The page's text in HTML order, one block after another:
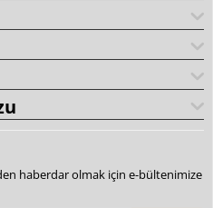
haberdar olmak için e-bültenimize